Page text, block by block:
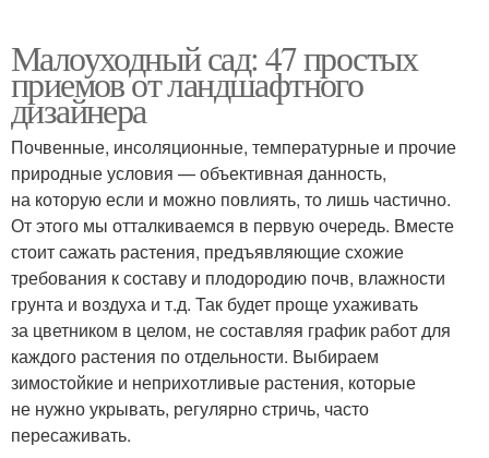
Малоуходный сад: 47 простых
приемов от ландшафтного
дизайнера
Почвенные, инсоляционные, температурные и прочие
природные условия — объективная данность,
на которую если и можно повлиять, то лишь частично.
От этого мы отталкиваемся в первую очередь. Вместе
стоит сажать растения, предъявляющие схожие
требования к составу и плодородию почв, влажности
грунта и воздуха и т.д. Так будет проще ухаживать
за цветником в целом, не составляя график работ для
каждого растения по отдельности. Выбираем
зимостойкие и неприхотливые растения, которые
не нужно укрывать, регулярно стричь, часто
пересаживать.